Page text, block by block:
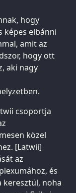
hogy
képes elbánni
amit az
hogy ott
aki nagy
csoportja
közel
[Latwii]
az
és
noha